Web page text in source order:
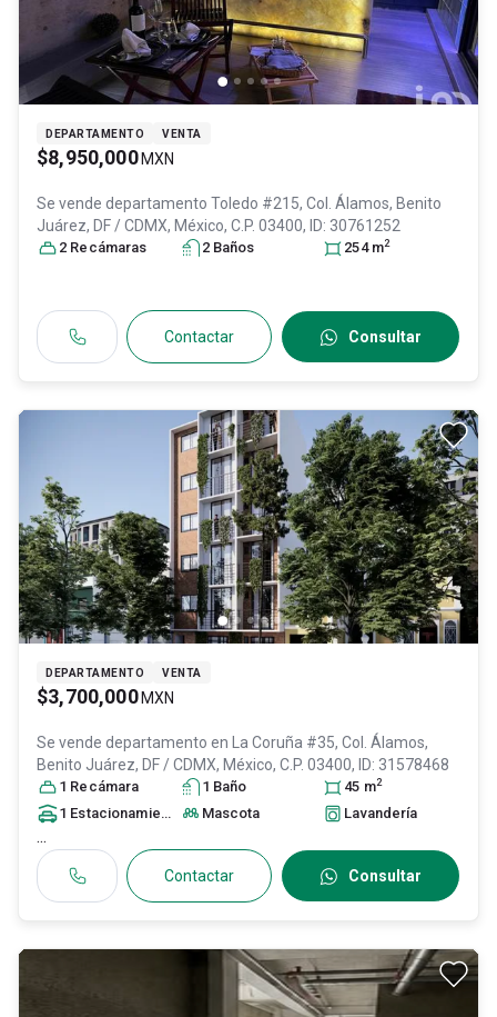
DEPARTAMENTO VENTA
$8,950,000 MXN
Se vende departamento Toledo #215, Col. Álamos, Benito
Juárez, DF / CDMX, México, C.P. 03400, ID: 30761252
2 Recámaras 2 Baños 254 m2
Contactar Consultar
DEPARTAMENTO VENTA
$3,700,000 MXN
Se vende departamento en
La Coruña #35, Col. Álamos,
Benito Juárez, DF / CDMX, México, C.P. 03400, ID: 31578468
1 Recámara 1 Baño 45 m2
1 Estacionamiento Mascota Lavandería
...
Contactar Consultar